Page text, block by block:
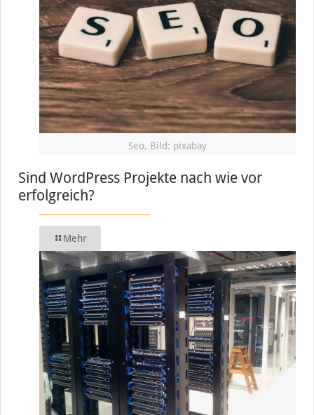
Seo, Bild: pixabay
Sind WordPress Projekte nach wie vor
erfolgreich?
Mehr